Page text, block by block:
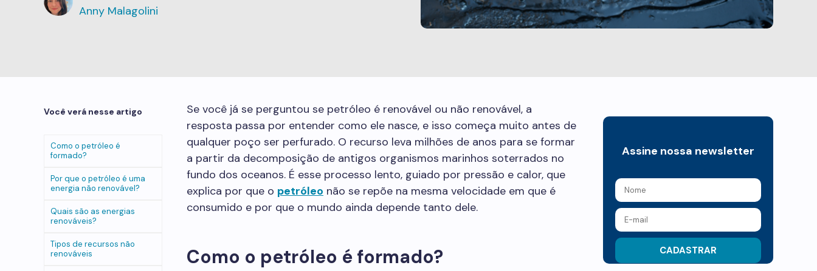
Anny Malagolini
Você verá nesse artigo
Como o petróleo é
formado?
Por que o petróleo é uma
energia não renovável?
Quais são as energias
renováveis?
Tipos de recursos não
renováveis
Se você já se perguntou se petróleo é renovável ou não renovável, a
resposta passa por entender como ele nasce, e isso começa muito antes de
qualquer poço ser perfurado. O recurso leva milhões de anos para se formar
a partir da decomposição de antigos organismos marinhos soterrados no
fundo dos oceanos. É esse processo lento, guiado por pressão e calor, que
explica por que o petróleo não se repõe na mesma velocidade em que é
consumido e por que o mundo ainda depende tanto dele.
Como o petróleo é formado?
Assine nossa newsletter